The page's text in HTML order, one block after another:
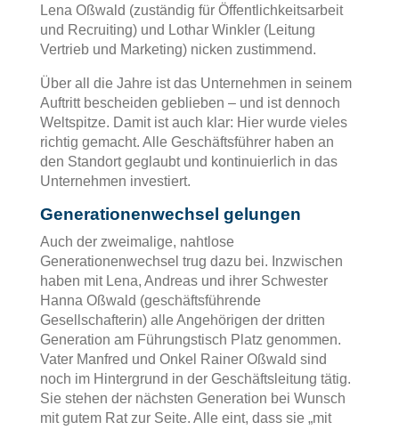
Lena Oßwald (zuständig für Öffentlichkeitsarbeit
und Recruiting) und Lothar Winkler (Leitung
Vertrieb und Marketing) nicken zustimmend.
Über all die Jahre ist das Unternehmen in seinem
Auftritt bescheiden geblieben – und ist dennoch
Weltspitze. Damit ist auch klar: Hier wurde vieles
richtig gemacht. Alle Geschäftsführer haben an
den Standort geglaubt und kontinuierlich in das
Unternehmen investiert.
Generationenwechsel gelungen
Auch der zweimalige, nahtlose
Generationenwechsel trug dazu bei. Inzwischen
haben mit Lena, Andreas und ihrer Schwester
Hanna Oßwald (geschäftsführende
Gesellschafterin) alle Angehörigen der dritten
Generation am Führungstisch Platz genommen.
Vater Manfred und Onkel Rainer Oßwald sind
noch im Hintergrund in der Geschäftsleitung tätig.
Sie stehen der nächsten Generation bei Wunsch
mit gutem Rat zur Seite. Alle eint, dass sie „mit